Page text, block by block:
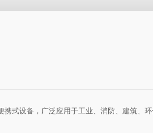
式设备，广泛应用于工业、消防、建筑、